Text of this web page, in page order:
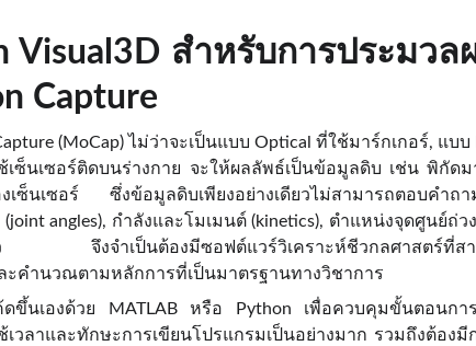
Visual3D สำหรับการประมวล
Capture
(MoCap) ไม่ว่าจะเป็นแบบ Optical ที่ใช้มาร์กเกอร์, แบ
ซ็นเซอร์ติดบนร่างกาย จะให้ผลลัพธ์เป็นข้อมูลดิบ เช่น พิกัด
ซ็นเซอร์ ซึ่งข้อมูลดิบเพียงอย่างเดียวไม่สามารถตอบคำถา
angles), กำลังและโมเมนต์ (kinetics), ตำแหน่งจุดศูนย์ถ่ว
ว จึงจำเป็นต้องมีซอฟต์แวร์วิเคราะห์ชีวกลศาสตร์ที่สาม
ละคำนวณตามหลักการที่เป็นมาตรฐานทางวิชาการ
ดขึ้นเองด้วย MATLAB หรือ Python เพื่อควบคุมขั้นตอนกา
วลาและทักษะการเขียนโปรแกรมเป็นอย่างมาก รวมถึงต้อง